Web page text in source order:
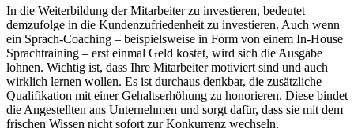
In die Weiterbildung der Mitarbeiter zu investieren, bedeutet
demzufolge in die Kundenzufriedenheit zu investieren. Auch wenn
ein Sprach-Coaching – beispielsweise in Form von einem In-House
Sprachtraining – erst einmal Geld kostet, wird sich die Ausgabe
lohnen. Wichtig ist, dass Ihre Mitarbeiter motiviert sind und auch
wirklich lernen wollen. Es ist durchaus denkbar, die zusätzliche
Qualifikation mit einer Gehaltserhöhung zu honorieren. Diese bindet
die Angestellten ans Unternehmen und sorgt dafür, dass sie mit dem
frischen Wissen nicht sofort zur Konkurrenz wechseln.